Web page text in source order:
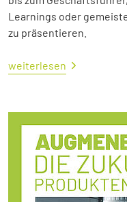
Learnings oder
zu präsentieren.
weiterlesen